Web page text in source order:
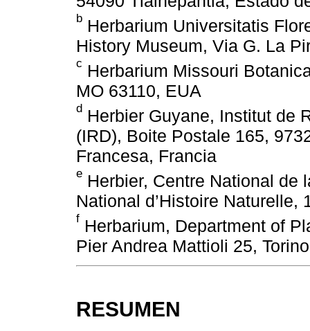
b Herbarium Universitatis
History Museum, Via G. La
c Herbarium Missouri
MO 63110, EUA
d Herbier Guyane, Institut de
(IRD), Boite Postale 165,
Francesa, Francia
e Herbier, Centre National de
National d’Histoire
f Herbarium, Department of
Pier Andrea Mattioli 25,
RESUMEN